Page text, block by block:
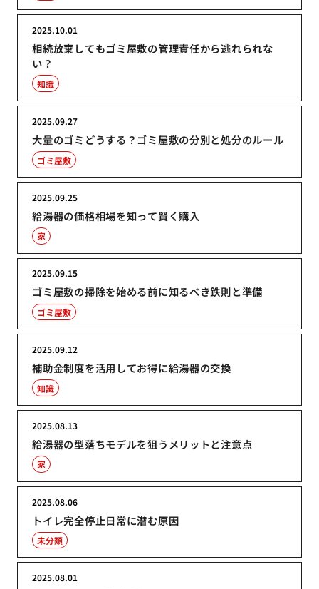
相続放棄してもゴミ屋敷の管理責任から逃れられな
い？
2025.10.01
知識
大量のゴミどうする？ゴミ屋敷の分別と処分のルール
2025.09.27
ゴミ屋敷
給湯器の価格相場を知って賢く購入
2025.09.25
家
ゴミ屋敷の掃除を始める前に知るべき鉄則と準備
2025.09.15
ゴミ屋敷
補助金制度を活用してお得に給湯器の交換
2025.09.12
知識
給湯器の型落ちモデルを狙うメリットと注意点
2025.08.13
家
トイレ完全停止日常に潜む原因
2025.08.06
未分類
2025.08.01